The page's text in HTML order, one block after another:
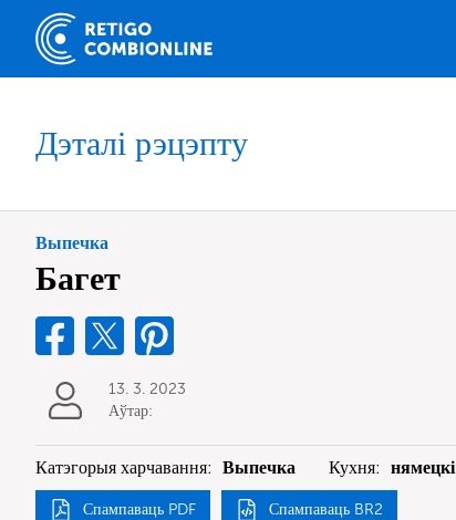
Дэталі рэцэпту
Выпечка
Багет
13. 3. 2023
Аўтар:
Катэгорыя харчавання: Выпечка Кухня: нямецкі
Спампаваць PDF Спампаваць BR2